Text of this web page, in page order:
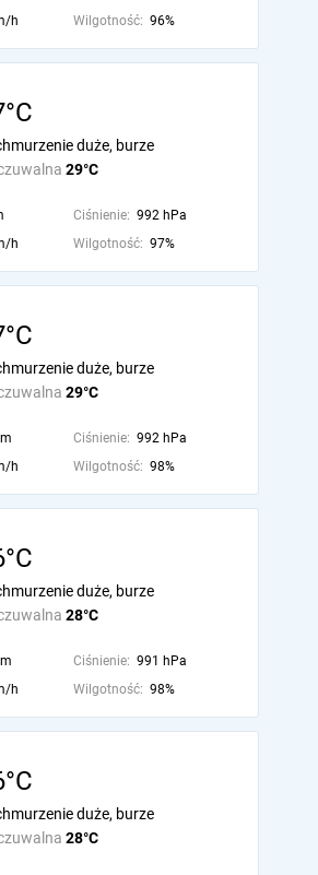
h Wilgotność: 96%
29°C
duże, burze
Ciśnienie: 992 hPa
h Wilgotność: 97%
29°C
duże, burze
Ciśnienie: 992 hPa
h Wilgotność: 98%
28°C
duże, burze
Ciśnienie: 991 hPa
h Wilgotność: 98%
28°C
duże, burze